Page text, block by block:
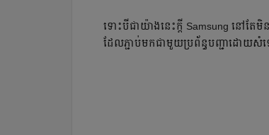
ទោះបីជាយ៉ាងនេះក្តី Samsung នៅតែមិ
ដែលភ្ជាប់មកជាមួយប្រព័ន្ធបញ្ជាដោយសំ